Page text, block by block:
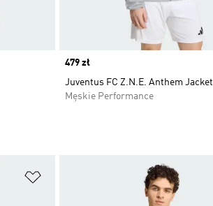
Price
479 zł
Juventus FC Z.N.E. Anthem Jacket
Męskie Performance